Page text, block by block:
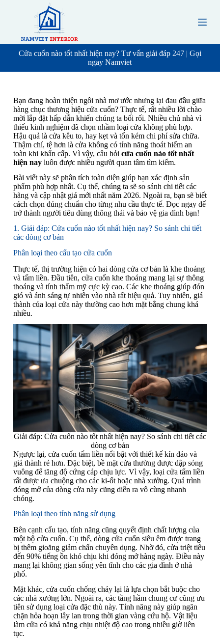
t
o
n
Cửa cuốn nào tốt nhất hiện nay? Tư vấn giải đáp 247 | Gọi
ngay Namviet
Bạn đang hoàn thiện ngôi nhà mơ ước nhưng lại đau đầu giữa
hàng chục thương hiệu cửa cuốn? Thực tế, rất nhiều lời chào
mời lắp đặt hấp dẫn khiến chúng ta bối rối. Nhiều chủ nhà vì
thiếu kinh nghiệm đã chọn nhầm loại cửa không phù hợp.
Hậu quả là cửa kêu to, hay kẹt và tốn kém chi phí sửa chữa.
Thậm chí, tệ hơn là cửa không có tính năng thoát hiểm an
toàn khi khẩn cấp. Vì vậy, câu hỏi cửa cuốn nào tốt nhất
hiện nayluôn được nhiều người quan tâm tìm kiếm.
Bài viết này sẽ phân tích toàn diện giúp bạn xác định sản
phẩm phù hợp nhất. Cụ thể, chúng ta sẽ so sánh chi tiết các
hãng và cập nhật giá mới nhất năm 2026. Ngoài ra, bạn sẽ biết
cách chọn đúng chuẩn cho từng nhu cầu thực tế. Đọc ngay để
trở thành người tiêu dùng thông thái và bảo vệ gia đình bạn!
1. Giải đáp: Cửa cuốn nào tốt nhất hiện nay? So sánh chi tiết
các dòng cơ bản
Phân loại theo cấu tạo cửa cuốn
Thực tế, thị trường hiện có hai dòng cửa cơ bản là khe thoáng
và tấm liền. Đầu tiên, cửa cuốn khe thoáng mang lại sự thông
thoáng và tính thẩm mỹ cực kỳ cao. Các khe thoáng giúp đón
gió và ánh sáng tự nhiên vào nhà rất hiệu quả. Tuy nhiên, giá
thành của loại cửa này thường cao hơn mặt bằng chung khá
nhiều.
Giải đáp: Cửa cuốn nào tốt nhất hiện nay? So sánh chi tiết các
dòng cơ bản
Ngược lại, cửa cuốn tấm liền nổi bật với thiết kế kín đáo và
giá thành rẻ hơn. Đặc biệt, bề mặt cửa thường được dập sóng
vuông để tăng độ cứng cáp chịu lực. Vì vậy, loại cửa tấm liền
rất được ưa chuộng cho các ki-ốt hoặc nhà xưởng. Quá trình
đóng mở của dòng cửa này cũng diễn ra vô cùng nhanh
chóng.
Phân loại theo tính năng sử dụng
Bên cạnh cấu tạo, tính năng cũng quyết định chất lượng của
một bộ cửa cuốn. Cụ thể, dòng cửa cuốn siêu êm được trang
bị thêm gioăng giảm chấn chuyên dụng. Nhờ đó, cửa triệt tiêu
đến 90% tiếng ồn khó chịu khi đóng mở hàng ngày. Điều này
mang lại không gian sống yên tĩnh cho các gia đình ở nhà
phố.
Mặt khác, cửa cuốn chống cháy lại là lựa chọn bắt buộc cho
các nhà xưởng lớn. Ngoài ra, các tầng hầm chung cư cũng ưu
tiên sử dụng loại cửa đặc thù này. Tính năng này giúp ngăn
chặn hỏa hoạn lây lan trong thời gian vàng cứu hộ. Vật liệu
làm cửa có khả năng chịu nhiệt độ cao trong nhiều giờ liên
tục.